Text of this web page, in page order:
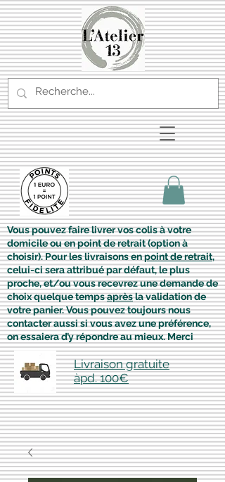
Vous pouvez faire livrer vos colis à votre
domicile ou en point de retrait (option à
choisir). Pour les livraisons enpoint de retrait,
celui-ci sera attribué par défaut, le plus
proche, et/ou vous recevrez une demande de
choix quelque tempsaprèsla validation de
votre panier. Vous pouvez toujours nous
contacter aussi si vous avez une préférence,
on essaiera d’y répondre au mieux. Merci
Livraison gratuite
àpd. 100€